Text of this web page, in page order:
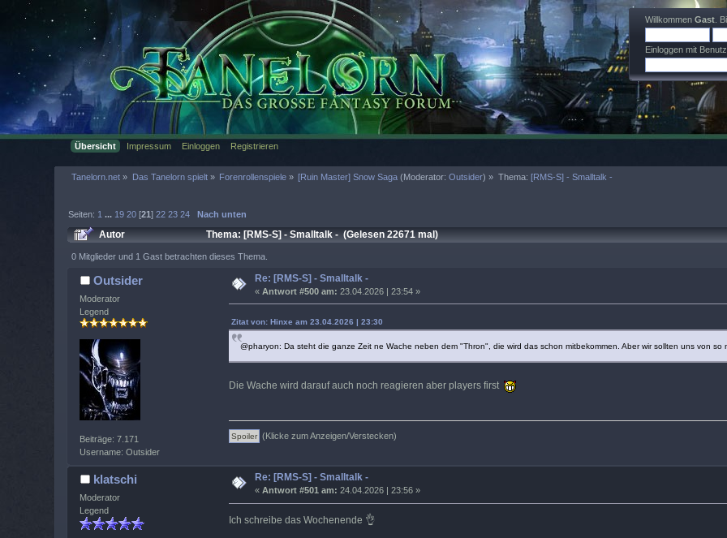
Willkommen Gast .
Einloggen mit
Übersicht Impressum Einloggen Registrieren
Tanelorn.net » Das Tanelorn spielt» Forenrollenspiele » [Ruin Master] Snow Saga (Moderator:Outsider) » Thema: [RMS-S] - Smalltalk -
Seiten: 1 ... 19 20 [21]22 23 24 Nach unten
Autor Thema: [RMS-S] - Smalltalk - (Gelesen 22671 mal)
0 Mitglieder und 1 Gast betrachten dieses Thema.
Outsider
Moderator
Legend
Beiträge: 7.171
Username: Outsider
Re: [RMS-S] - Smalltalk -
«Antwort #500 am: 23.04.2026 | 23:54 »
Zitat von: Hinxe am 23.04.2026 | 23:30
@pharyon: Da steht die ganze Zeit ne Wache neben dem "Thron", die wird das schon mitbekommen. Aber wir sollten uns von
Die Wache wird darauf auch noch reagieren aber players first
(Klicke zum Anzeigen/Verstecken)
klatschi
Moderator
Legend
Re: [RMS-S] - Smalltalk -
«Antwort #501 am: 24.04.2026 | 23:56 »
Ich schreibe das Wochenende 👌